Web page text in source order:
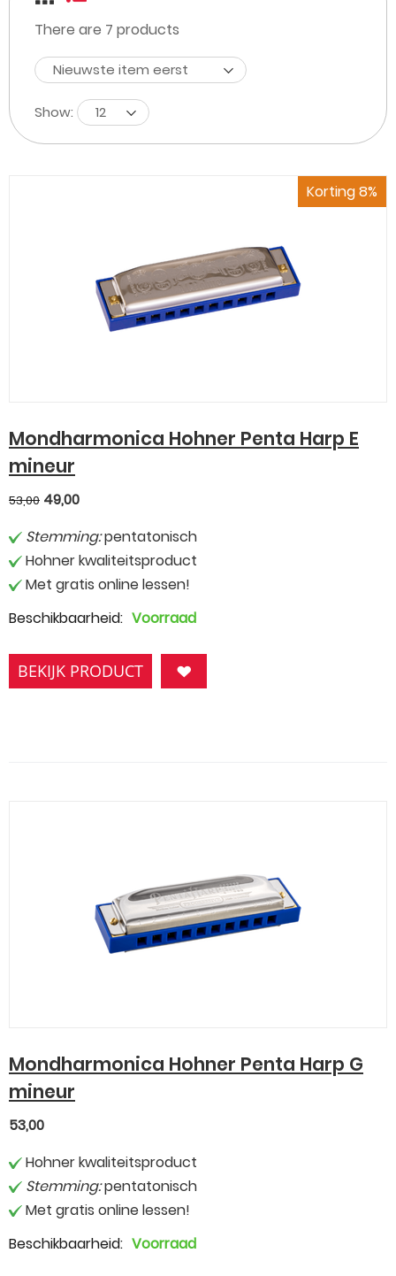
There are 7 products
Nieuwste item eerst
Show: 12
Korting 8%
Mondharmonica Hohner Penta Harp E
mineur
53,00 49,00
Stemming:pentatonisch
Hohner kwaliteitsproduct
Met gratis online lessen!
Beschikbaarheid: Voorraad
BEKIJK PRODUCT
Mondharmonica Hohner Penta Harp G
mineur
53,00
Hohner kwaliteitsproduct
Stemming:pentatonisch
Met gratis online lessen!
Beschikbaarheid: Voorraad